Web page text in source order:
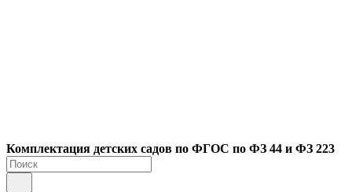
Комплектация детских садов по ФГОC по ФЗ 44 и ФЗ 223